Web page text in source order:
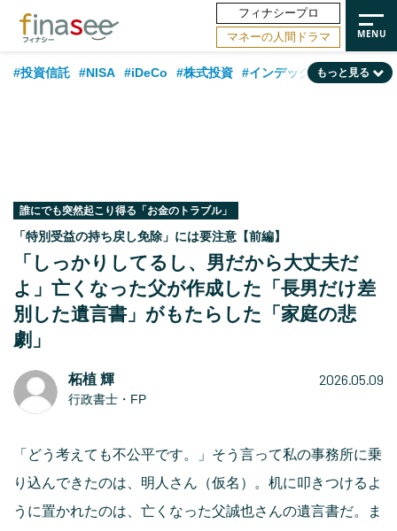
フィナシープロ
マネーの人間ドラマ
#投資信託 #NISA #iDeCo #株式投資 #インデックスファンド
#データ・調査 #資産運用業界 #海外事情
もっと見る
誰にでも突然起こり得る「お金のトラブル」
「特別受益の持ち戻し免除」には要注意【前編】
「しっかりしてるし、男だから大丈夫だ
よ」亡くなった父が作成した「長男だけ差
別した遺言書」がもたらした「家庭の悲
劇」
柘植 輝
行政書士・FP
2026.05.09
「どう考えても不公平です。」そう言って私の事務所に乗
り込んできたのは、明人さん（仮名）。机に叩きつけるよ
うに置かれたのは、亡くなった父誠也さんの遺言書だ。ま